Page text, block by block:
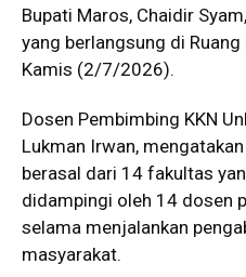
Bupati Maros, Chaidir
yang berlangsung di
Kamis (2/7/2026).
Dosen Pembimbing KKN
Lukman Irwan,
berasal dari 14 fakultas
didampingi oleh 14 dosen
selama menjalankan
masyarakat.